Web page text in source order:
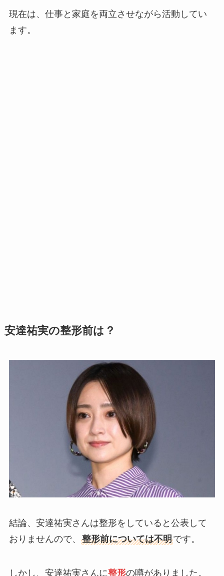
現在は、仕事と家庭を両立させながら活動してい
ます。
安達祐実の整形前は？
結論、安達祐実さんは整形をしていると公表して
おりませんので、 整形前については不明です。
しかし、安達祐実さんに整形の噂がありました。